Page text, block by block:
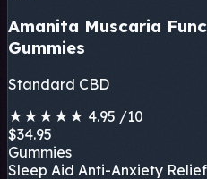
Amanita Muscaria
Gummies
Standard CBD
★ ★ ★ ★ ★ 4.95 /10
$34.95
Gummies
Sleep Aid Anti-Anxiety Relief